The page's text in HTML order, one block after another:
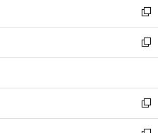
く
で
開
く
ド
ウ
で
開
ィ
ン
ド
ウ
開
く
い
ウ
ィ
ン
ウ
で
開
新
し
い
ウ
ン
ド
ウ
新
し
ウ
ィ
ン
新
し